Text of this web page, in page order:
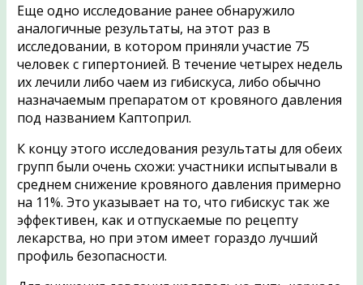
Еще одно исследование ранее обнаружило
аналогичные результаты, на этот раз в
исследовании, в котором приняли участие 75
человек с гипертонией. В течение четырех недель
их лечили либо чаем из гибискуса, либо обычно
назначаемым препаратом от кровяного давления
под названием Каптоприл.
К концу этого исследования результаты для обеих
групп были очень схожи: участники испытывали в
среднем снижение кровяного давления примерно
на 11%. Это указывает на то, что гибискус так же
эффективен, как и отпускаемые по рецепту
лекарства, но при этом имеет гораздо лучший
профиль безопасности.